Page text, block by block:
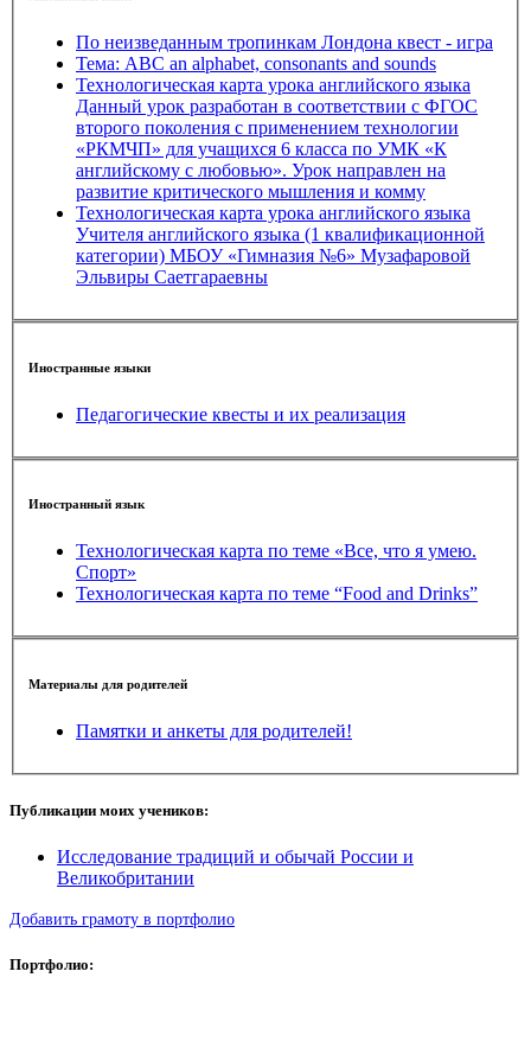
По неизведанным тропинкам Лондона квест - игра
Тема: ABC an alphabet, consonants and sounds
Технологическая карта урока английского языка
Данный урок разработан в соответствии с ФГОС
второго поколения с применением технологии
«РКМЧП» для учащихся 6 класса по УМК «К
английскому с любовью». Урок направлен на
развитие критического мышления и комму
Технологическая карта урока английского языка
Учителя английского языка (1 квалификационной
категории) МБОУ «Гимназия №6» Музафаровой
Эльвиры Саетгараевны
Иностранные языки
Педагогические квесты и их реализация
Иностранный язык
Технологическая карта по теме «Все, что я умею.
Спорт»
Технологическая карта по теме “Food and Drinks”
Материалы для родителей
Памятки и анкеты для родителей!
Публикации моих учеников:
Исследование традиций и обычай России и
Великобритании
Добавить грамоту в портфолио
Портфолио: